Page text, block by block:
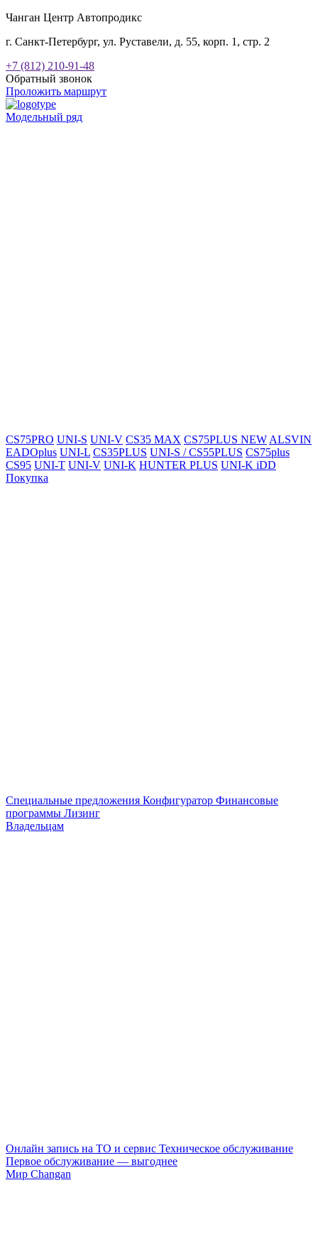
Чанган Центр Автопродикс
г. Санкт-Петербург, ул. Руставели, д. 55, корп. 1, стр. 2
+7 (812) 210-91-48
Обратный звонок
Проложить маршрут
Модельный ряд
CS75PRO UNI-S UNI-V CS35 MAX CS75PLUS NEW ALSVIN
EADOplus UNI-L CS35PLUS UNI-S / CS55PLUS CS75plus
CS95 UNI-T UNI-V UNI-K HUNTER PLUS UNI-K iDD
Покупка
Специальные предложения Конфигуратор Финансовые
программы Лизинг
Владельцам
Онлайн запись на ТО и сервис Техническое обслуживание
Первое обслуживание — выгоднее
Мир Changan